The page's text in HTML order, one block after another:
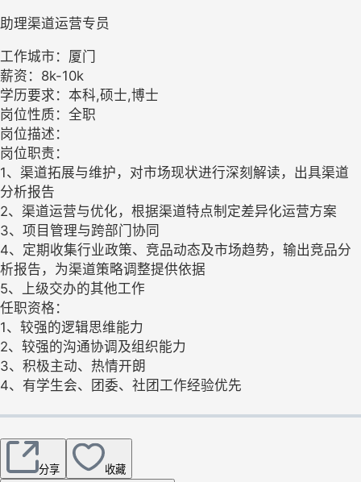
助理渠道运营专员
工作城市：厦门
薪资：8k-10k
学历要求：本科,硕士,博士
岗位性质：全职
岗位描述：
岗位职责：
1、渠道拓展与维护，对市场现状进行深刻解读，出具渠道
分析报告
2、渠道运营与优化，根据渠道特点制定差异化运营方案
3、项目管理与跨部门协同
4、定期收集行业政策、竞品动态及市场趋势，输出竞品分
析报告，为渠道策略调整提供依据
5、上级交办的其他工作
任职资格：
1、较强的逻辑思维能力
2、较强的沟通协调及组织能力
3、积极主动、热情开朗
4、有学生会、团委、社团工作经验优先
分享 收藏